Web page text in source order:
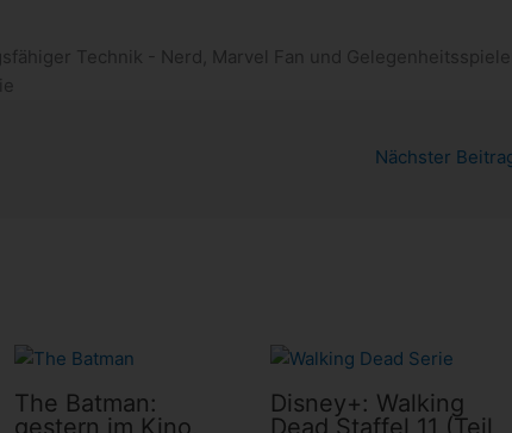
Technik - Nerd, Marvel Fan und
Nächster
The Batman:
Disney+: Walking